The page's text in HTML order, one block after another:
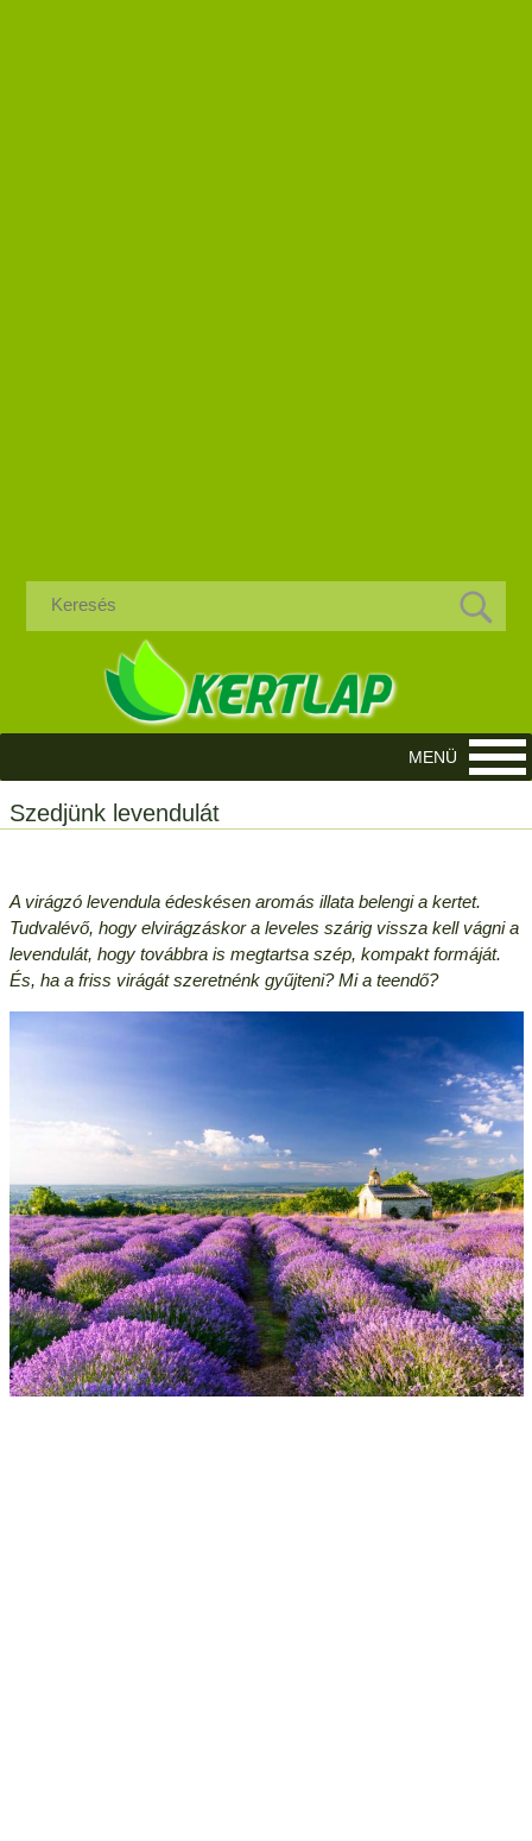
Szedjünk levendulát
A virágzó levendula édeskésen aromás illata belengi a kertet.
Tudvalévő, hogy elvirágzáskor a leveles szárig vissza kell vágni a
levendulát, hogy továbbra is megtartsa szép, kompakt formáját.
És, ha a friss virágát szeretnénk gyűjteni? Mi a teendő?